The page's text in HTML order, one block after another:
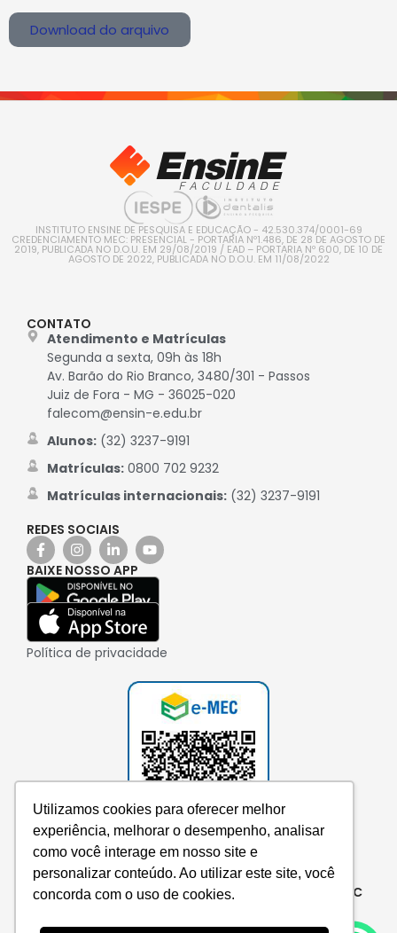
Utilizamos cookies para oferecer melhor
experiência, melhorar o desempenho, analisar
como você interage em nosso site e
personalizar conteúdo. Ao utilizar este site, você
concorda com o uso de cookies.
Download do arquivo
INSTITUTO ENSINE DE PESQUISA E EDUCAÇÃO - 42.530.374/0001-69
CREDENCIAMENTO MEC: PRESENCIAL - PORTARIA Nº1.486, DE 28 DE AGOSTO DE
2019, PUBLICADA NO D.O.U. EM 29/08/2019 / EAD – PORTARIA Nº 600, DE 10 DE
AGOSTO DE 2022, PUBLICADA NO D.O.U. EM 11/08/2022
CONTATO
Atendimento e Matrículas
Segunda a sexta, 09h às 18h
Av. Barão do Rio Branco, 3480/301 - Passos
Juiz de Fora - MG - 36025-020
falecom@ensin-e.edu.br
Alunos:(32) 3237-9191
Matrículas:0800 702 9232
Matrículas internacionais:(32) 3237-9191
REDES SOCIAIS
BAIXE NOSSO APP
Política de privacidade
Consulte aqui o cadastro da instituição no e-MEC